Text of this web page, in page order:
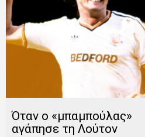
Όταν ο «μπαμπούλας»
αγάπησε τη Λούτον